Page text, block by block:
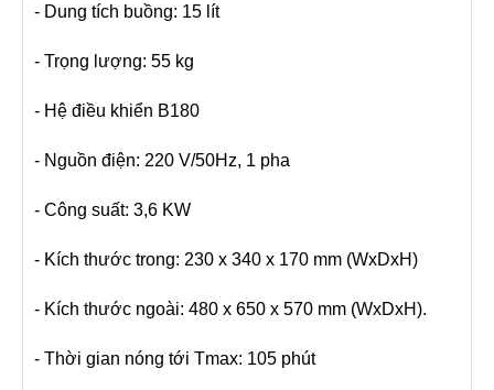
- Dung tích buồng: 15 lít
- Trọng lượng: 55 kg
- Hệ điều khiển B180
- Nguồn điện: 220 V/50Hz, 1 pha
- Công suất: 3,6 KW
- Kích thước trong: 230 x 340 x 170 mm (WxDxH)
- Kích thước ngoài: 480 x 650 x 570 mm (WxDxH).
- Thời gian nóng tới Tmax: 105 phút